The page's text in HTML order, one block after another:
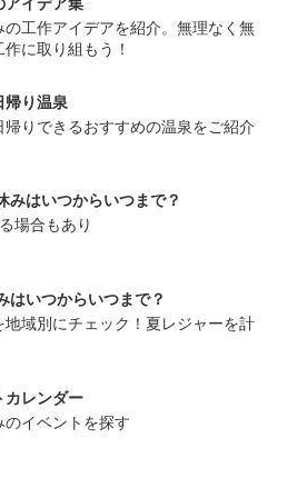
工作アイデアを紹介。無理なく無
に取り組もう！
帰り温泉
りできるおすすめの温泉をご紹介
みはいつからいつまで？
場合もあり
はいつからいつまで？
域別にチェック！夏レジャーを計
カレンダー
のイベントを探す